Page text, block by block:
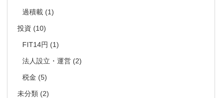
過積載 (1)
投資 (10)
FIT14円 (1)
法人設立・運営 (2)
税金 (5)
未分類 (2)